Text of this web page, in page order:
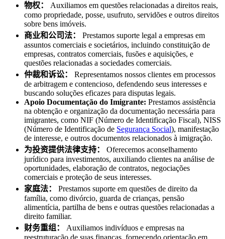
物权：
Auxiliamos em questões relacionadas a direitos reais,
como propriedade, posse, usufruto, servidões e outros direitos
sobre bens imóveis.
商业和公司法：
Prestamos suporte legal a empresas em
assuntos comerciais e societários, incluindo constituição de
empresas, contratos comerciais, fusões e aquisições, e
questões relacionadas a sociedades comerciais.
仲裁和诉讼：
Representamos nossos clientes em processos
de arbitragem e contencioso, defendendo seus interesses e
buscando soluções eficazes para disputas legais.
Apoio Documentação do Imigrante: Prestamos assistência
na obtenção e organização da documentação necessária para
imigrantes, como NIF (Número de Identificação Fiscal), NISS
(Número de Identificação de Segurança Social), manifestação
de interesse, e outros documentos relacionados à imigração.
为投资提供法律支持：
Oferecemos aconselhamento
jurídico para investimentos, auxiliando clientes na análise de
oportunidades, elaboração de contratos, negociações
comerciais e proteção de seus interesses.
家庭法：
Prestamos suporte em questões de direito da
família, como divórcio, guarda de crianças, pensão
alimentícia, partilha de bens e outras questões relacionadas a
direito familiar.
财务重组：
Auxiliamos indivíduos e empresas na
reestruturação de suas finanças, fornecendo orientação em